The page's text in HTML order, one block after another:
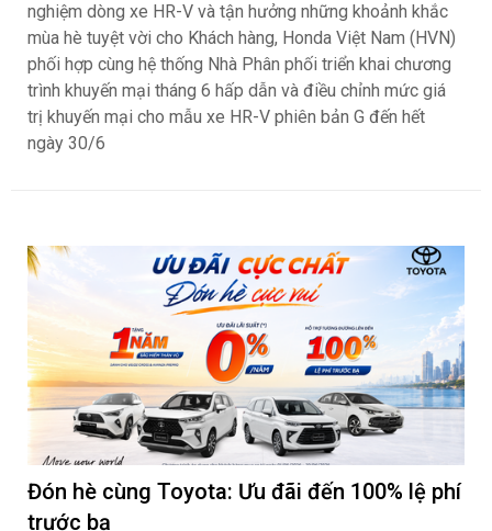
nghiệm dòng xe HR-V và tận hưởng những khoảnh khắc
mùa hè tuyệt vời cho Khách hàng, Honda Việt Nam (HVN)
phối hợp cùng hệ thống Nhà Phân phối triển khai chương
trình khuyến mại tháng 6 hấp dẫn và điều chỉnh mức giá
trị khuyến mại cho mẫu xe HR-V phiên bản G đến hết
ngày 30/6
Đón hè cùng Toyota: Ưu đãi đến 100% lệ phí
trước bạ